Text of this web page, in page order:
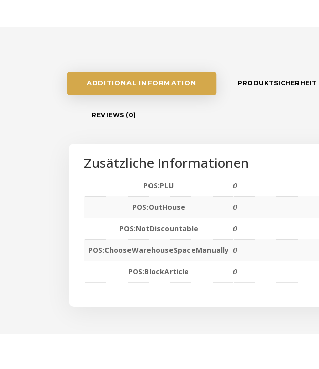
ADDITIONAL INFORMATION PRODUKTSICHERHEIT
REVIEWS (0)
Zusätzliche Informationen
POS:PLU 0
POS:OutHouse 0
POS:NotDiscountable 0
POS:ChooseWarehouseSpaceManually 0
POS:BlockArticle 0